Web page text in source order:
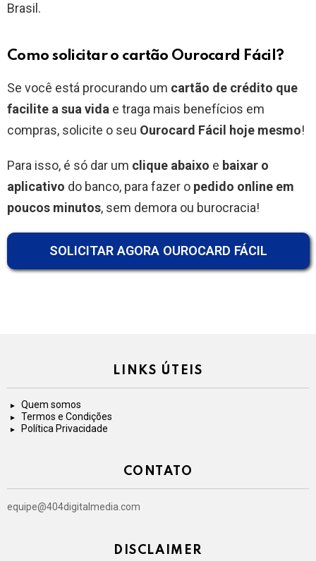
Brasil.
Como solicitar o cartão Ourocard Fácil?
Se você está procurando um cartão de crédito que
facilite a sua vida e traga mais benefícios em
compras, solicite o seu Ourocard Fácil hoje mesmo!
Para isso, é só dar um clique abaixo e baixar o
aplicativo do banco, para fazer o pedido online em
poucos minutos, sem demora ou burocracia!
SOLICITAR AGORA OUROCARD FÁCIL
LINKS ÚTEIS
Quem somos
Termos e Condições
Política Privacidade
CONTATO
equipe@404digitalmedia.com
DISCLAIMER